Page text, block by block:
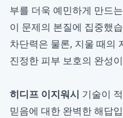
부를 더욱 예민하게 만드
이 문제의 본질에 집중했
차단력은 물론, 지울 때의
진정한 피부 보호의 완성
히디프 이지워시 기술이
믿음에 대한 완벽한 해답